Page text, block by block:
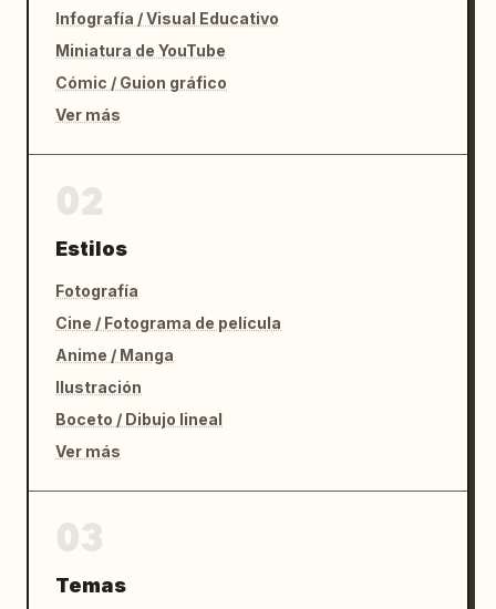
Infografía / Visual Educativo
Miniatura de YouTube
Cómic / Guion gráfico
Ver más
Estilos
Fotografía
Cine / Fotograma de película
Anime / Manga
Ilustración
Boceto / Dibujo lineal
Ver más
Temas